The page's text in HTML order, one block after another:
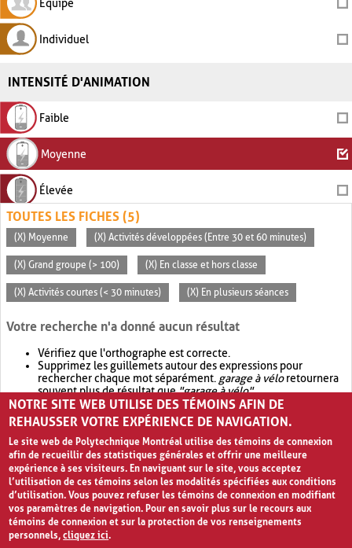
Équipe
Individuel
INTENSITÉ D'ANIMATION
Faible
Moyenne
Élevée
TOUTES LES FICHES (5)
(X) Moyenne (X) Activités développées (Entre 30 et 60 minutes)
(X) Grand groupe (> 100) (X) En classe et hors classe
(X) Activités courtes (< 30 minutes) (X) En plusieurs séances
Votre recherche n'a donné aucun résultat
Vérifiez que l'orthographe est correcte.
Supprimez les guillemets autour des expressions pour
rechercher chaque mot séparément. garage à véloretournera
souvent plus de résultat que"garage à vélo".
Envisagez d'élargir votre recherche avec OR.garage OR vélo
retournera souvent plus de résultat quegarage à vélo
NOTRE SITE WEB UTILISE DES TÉMOINS AFIN DE
REHAUSSER VOTRE EXPÉRIENCE DE NAVIGATION.
Le site web de Polytechnique Montréal utilise des témoins de connexion
afin de recueillir des statistiques générales et offrir une meilleure
expérience à ses visiteurs. En naviguant sur le site, vous acceptez
l’utilisation de ces témoins selon les modalités spécifiées aux conditions
d’utilisation. Vous pouvez refuser les témoins de connexion en modifiant
vos paramètres de navigation. Pour en savoir plus sur le recours aux
témoins de connexion et sur la protection de vos renseignements
personnels,cliquez ici.